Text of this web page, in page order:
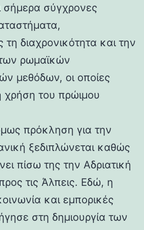
σήμερα σύγχρονες
διαχρονικότητα και την
ρωμαϊκών
μεθόδων, οι οποίες
χρήση του πρώιμου
πρόκληση για την
ξεδιπλώνεται καθώς
πίσω της την Αδριατική
τις Άλπεις. Εδώ, η
και εμπορικές
στη δημιουργία των